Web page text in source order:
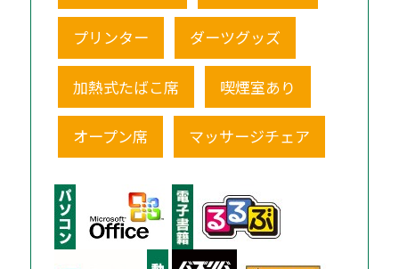
プリンター ダーツグッズ
加熱式たばこ席 喫煙室あり
オープン席 マッサージチェア